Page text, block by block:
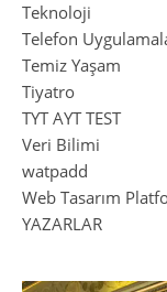
Teknoloji
Telefon
Temiz Yaşam
Tiyatro
TYT AYT TEST
Veri Bilimi
watpadd
Web Tasarım
YAZARLAR